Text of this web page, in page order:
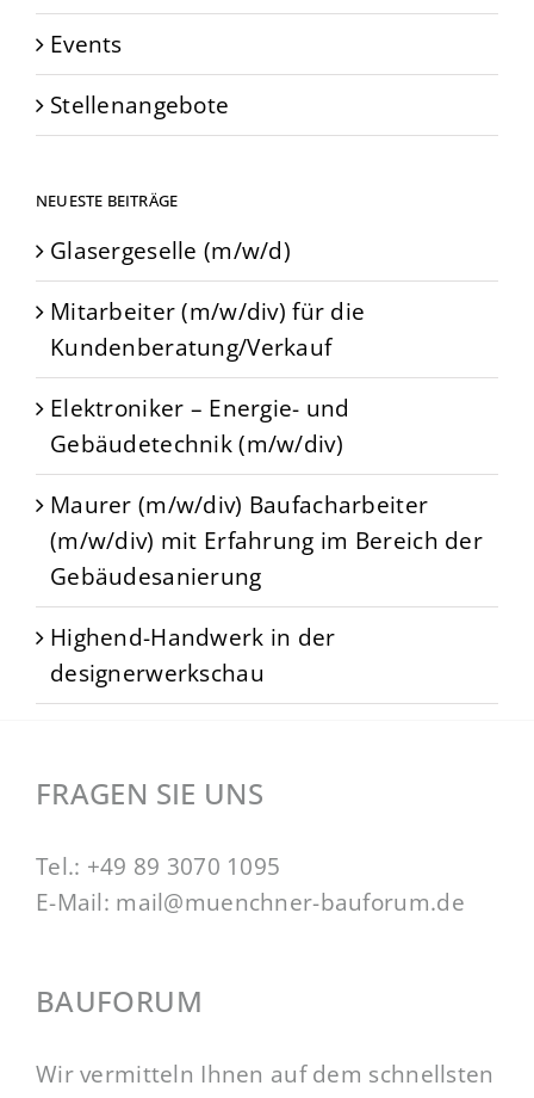
Events
Stellenangebote
NEUESTE BEITRÄGE
Glasergeselle (m/w/d)
Mitarbeiter (m/w/div) für die
Kundenberatung/Verkauf
Elektroniker – Energie- und
Gebäudetechnik (m/w/div)
Maurer (m/w/div) Baufacharbeiter
(m/w/div) mit Erfahrung im Bereich der
Gebäudesanierung
Highend-Handwerk in der
designerwerkschau
FRAGEN SIE UNS
Tel.: +49 89 3070 1095
E-Mail: mail@muenchner-bauforum.de
BAUFORUM
Wir vermitteln Ihnen auf dem schnellsten